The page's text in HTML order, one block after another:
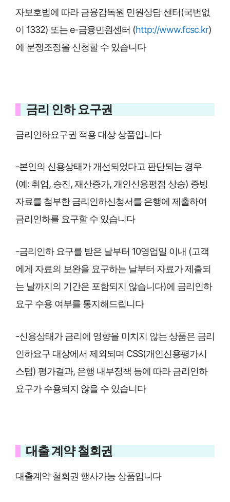
자보호법에 따라 금융감독원 민원상담 센터(국번없
이 1332) 또는 e-금융민원센터 (http://www.fcsc.kr)
에 분쟁조정을 신청할 수 있습니다
금리 인하 요구권
금리인하요구권 적용 대상 상품입니다
-본인의 신용상태가 개선되었다고 판단되는 경우
(예: 취업, 승진, 재산증가, 개인신용평점 상승) 증빙
자료를 첨부한 금리인하신청서를 은행에 제출하여
금리인하를 요구할 수 있습니다
-금리인하 요구를 받은 날부터 10영업일 이내 (고객
에게 자료의 보완을 요구하는 날부터 자료가 제출되
는 날까지의 기간은 포함되지 않습니다)에 금리인하
요구 수용 여부를 통지해드립니다
-신용상태가 금리에 영향을 미치지 않는 상품은 금리
인하요구 대상에서 제외되며 CSS(개인신용평가시
스템) 평가결과, 은행 내부정책 등에 따라 금리인하
요구가 수용되지 않을 수 있습니다
대출 계약 철회권
대출계약 철회권 행사가능 상품입니다